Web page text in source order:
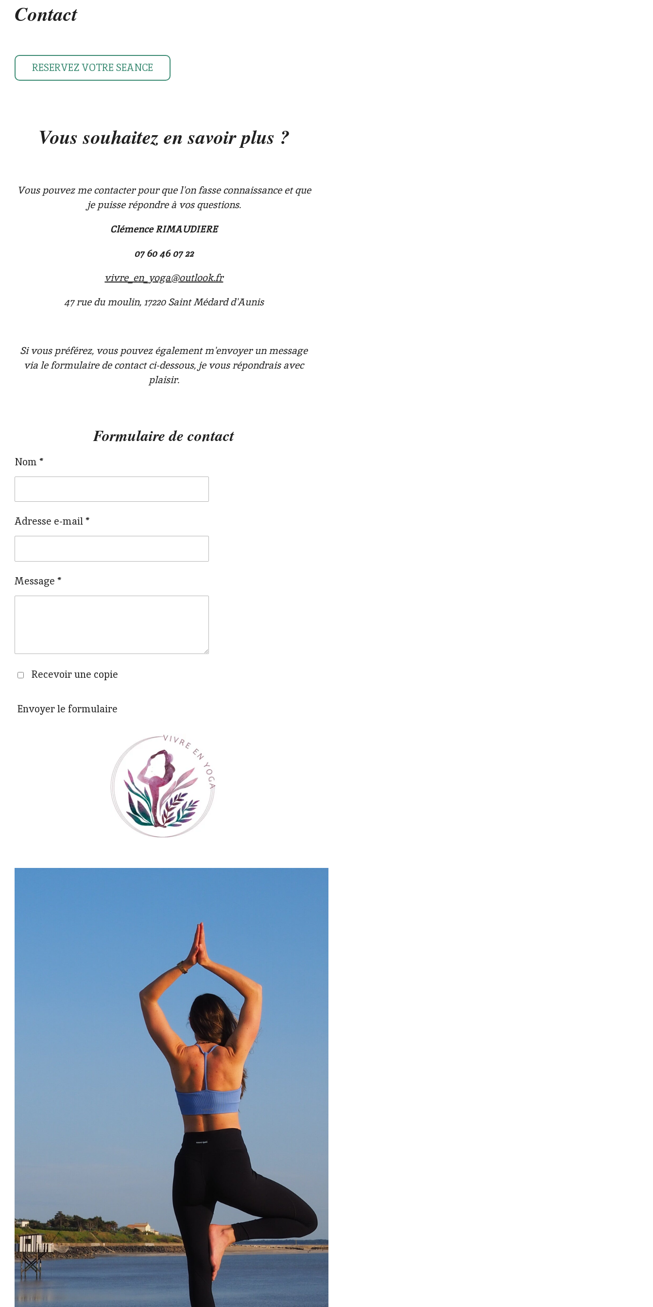
p
p
r
a
b
o
Contact
RESERVEZ VOTRE SEANCE
Vous souhaitez en savoir plus ?
Vous pouvez me contacter pour que l'on fasse connaissance et que
je puisse répondre à vos questions.
Clémence RIMAUDIERE
07 60 46 07 22
vivre_en_yoga@outlook.fr
47 rue du moulin, 17220 Saint Médard d'Aunis
Si vous préférez, vous pouvez également m'envoyer un message
via le formulaire de contact ci-dessous, je vous répondrais avec
plaisir.
Formulaire de contact
Nom *
Adresse e-mail *
Message *
Recevoir une copie
Envoyer le formulaire